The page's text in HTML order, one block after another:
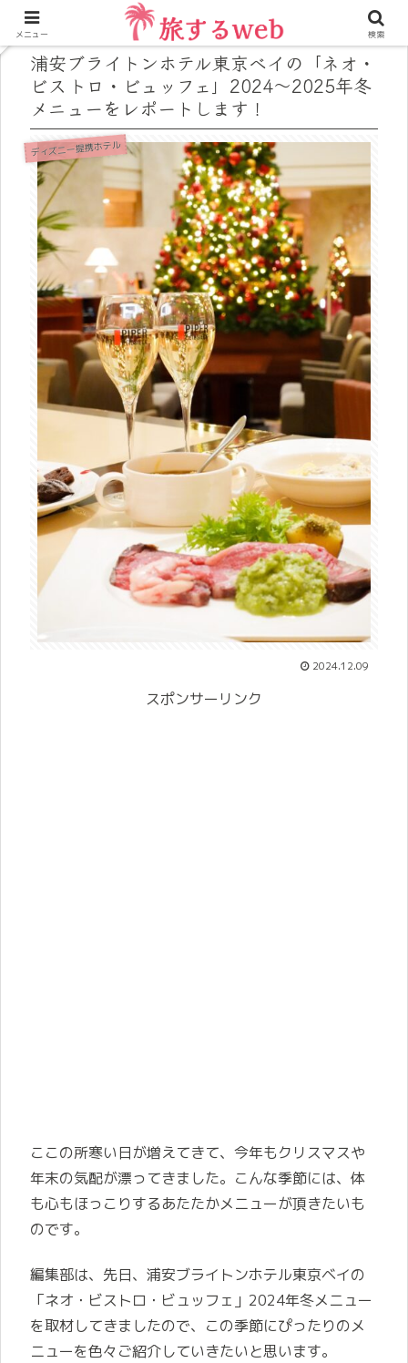
浦安ブライトンホテル東京ベイの「ネオ・
ビストロ・ビュッフェ」2024〜2025年冬
メニューをレポートします！
ディズニー提携ホテル
2024.12.09
スポンサーリンク
ここの所寒い日が増えてきて、今年もクリスマスや
年末の気配が漂ってきました。こんな季節には、体
も心もほっこりするあたたかメニューが頂きたいも
のです。
編集部は、先日、浦安ブライトンホテル東京ベイの
「ネオ・ビストロ・ビュッフェ」2024年冬メニュー
を取材してきましたので、この季節にぴったりのメ
ニューを色々ご紹介していきたいと思います。
メニュー 検索